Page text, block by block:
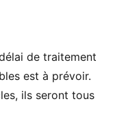
facede traitement
est à prévoir.
ils seront tous